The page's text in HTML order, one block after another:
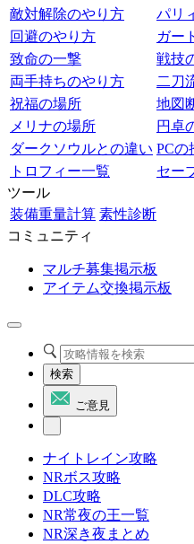
敵対解除のやり方
パリ
回避のやり方
ガー
致命の一撃
戦技
両手持ちのやり方
二刀
祝福の場所
地図
メリナの場所
円卓
ダークソウルとの違い PCの
トロフィー一覧
セー
ツール
装備重量計算 素性診断
コミュニティ
マルチ募集掲示板
アイテム交換掲示板
検索
ご意見
ナイトレイン攻略
NRボス攻略
DLC攻略
NR常夜の王一覧
NR深き夜まとめ